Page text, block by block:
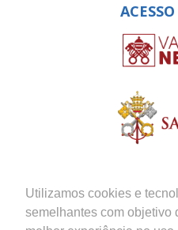
Utilizamos cookies e
semelhantes com objetivo